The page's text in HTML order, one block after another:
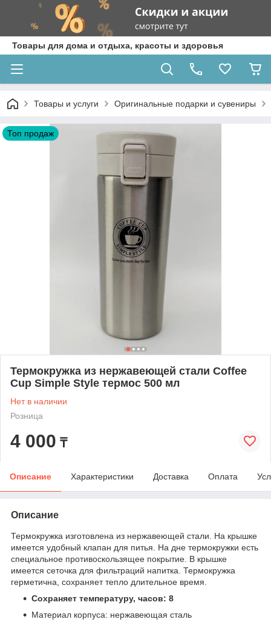
Товары для дома и отдыха, красоты и здоровья
Товары и услуги Оригинальные подарки и сувениры
Топ продаж
Термокружка из нержавеющей стали Coffee
Cup Simple Style термос 500 мл
Нет в наличии
Розница
4 000 ₸
Описание Характеристики Доставка Оплата
Описание
Термокружка изготовлена из нержавеющей стали. На крышке
имеется удобный клапан для питья. На дне термокружки есть
специальное противоскользящее покрытие. В крышке
имеется сеточка для фильтраций напитка. Термокружка
герметична, сохраняет тепло длительное время.
Сохраняет температуру, часов: 8
Материал корпуса: нержавеющая сталь